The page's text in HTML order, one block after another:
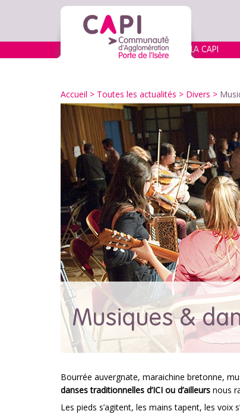
LA CAPI
Accueil > Toutes les actualités > Divers >
Musiques &
Bourrée auvergnate, maraichine bretonne,
danses traditionnelles d’ICI ou d’ailleurs nous
Les pieds s’agitent, les mains tapent, les voix